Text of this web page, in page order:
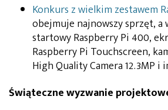
Konkurs z wielkim zestawem
obejmuje najnowszy sprzęt, a
startowy Raspberry Pi 400,
Raspberry Pi Touchscreen,
High Quality Camera 12.3MP i
Świąteczne wyzwanie